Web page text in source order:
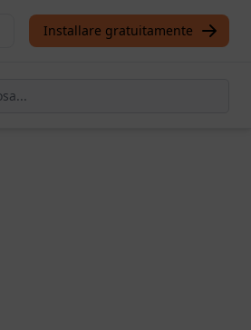
Installare gratuitamente